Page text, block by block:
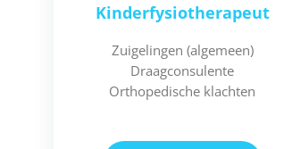
Kinderfysiotherapeut
Zuigelingen (algemeen)
Draagconsulente
Orthopedische klachten